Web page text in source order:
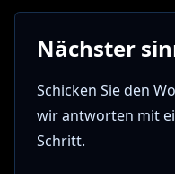
Nächster
Schicken Sie den
wir antworten mit
Schritt.